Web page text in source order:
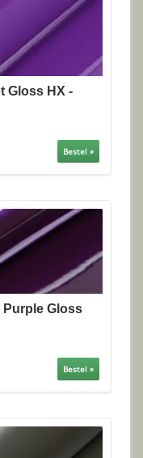
Gloss HX -
Bestel »
Purple Gloss
Bestel »